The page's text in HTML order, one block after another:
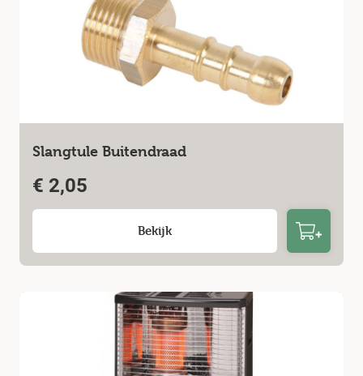
Slangtule Buitendraad
€ 2,05
Bekijk